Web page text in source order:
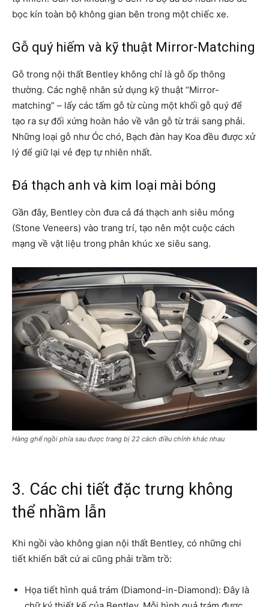
bọc kín toàn bộ không gian bên trong một chiếc xe.
Gỗ quý hiếm và kỹ thuật Mirror-Matching
Gỗ trong nội thất Bentley không chỉ là gỗ ốp thông
thường. Các nghệ nhân sử dụng kỹ thuật “Mirror-
matching” – lấy các tấm gỗ từ cùng một khối gỗ quý để
tạo ra sự đối xứng hoàn hảo về vân gỗ từ trái sang phải.
Những loại gỗ như Óc chó, Bạch đàn hay Koa đều được xử
lý để giữ lại vẻ đẹp tự nhiên nhất.
Đá thạch anh và kim loại mài bóng
Gần đây, Bentley còn đưa cả đá thạch anh siêu mỏng
(Stone Veneers) vào trang trí, tạo nên một cuộc cách
mạng về vật liệu trong phân khúc xe siêu sang.
Hàng ghế ngồi phía sau được trang bị 22 cách điều chỉnh khác nhau
3. Các chi tiết đặc trưng không
thể nhầm lẫn
Khi ngồi vào không gian nội thất Bentley, có những chi
tiết khiến bất cứ ai cũng phải trầm trồ:
Họa tiết hình quả trám (Diamond-in-Diamond): Đây là